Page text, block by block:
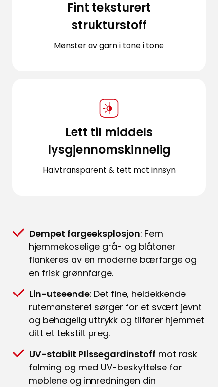
Fint teksturert
strukturstoff
Mønster av garn i tone i tone
Lett til middels
lysgjennomskinnelig
Halvtransparent & tett mot innsyn
Dempet fargeeksplosjon: Fem
hjemmekoselige grå- og blåtoner
flankeres av en moderne bærfarge og
en frisk grønnfarge.
Lin-utseende: Det fine, heldekkende
rutemønsteret sørger for et svært jevnt
og behagelig uttrykk og tilfører hjemmet
ditt et tekstilt preg.
UV-stabilt Plissegardinstoff mot rask
falming og med UV-beskyttelse for
møblene og innredningen din